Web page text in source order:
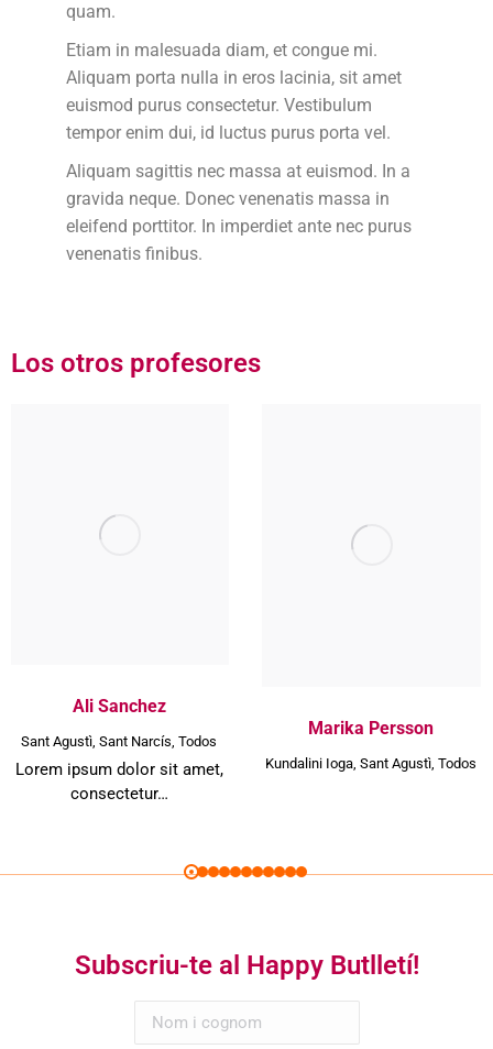
quam.
Etiam in malesuada diam, et congue mi.
Aliquam porta nulla in eros lacinia, sit amet
euismod purus consectetur. Vestibulum
tempor enim dui, id luctus purus porta vel.
Aliquam sagittis nec massa at euismod. In a
gravida neque. Donec venenatis massa in
eleifend porttitor. In imperdiet ante nec purus
venenatis finibus.
Los otros profesores
Ali Sanchez
Sant Agustì ,Sant Narcís ,Todos
Lorem ipsum dolor sit amet,
consectetur…
Marika Persson
Kundalini Ioga,Sant Agustì,Todos
Subscriu-te al Happy Butlletí!